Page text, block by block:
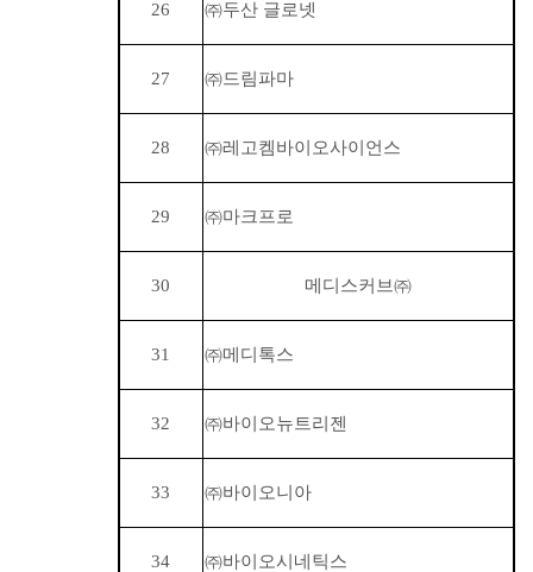
26 ㈜두산 글로넷
27 ㈜드림파마
28 ㈜레고켐바이오사이언스
29 ㈜마크프로
30 메디스커브㈜
31 ㈜메디톡스
32 ㈜바이오뉴트리젠
33 ㈜바이오니아
34 ㈜바이오시네틱스